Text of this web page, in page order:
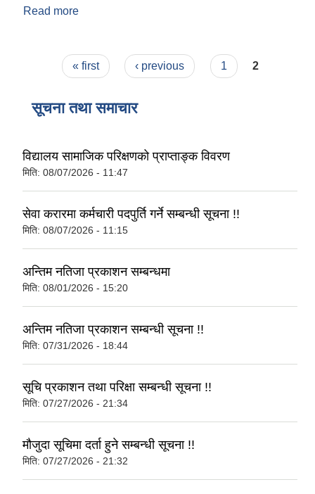
Read more
Pages« first ‹ previous 1 2
सूचना तथा समाचार
विद्यालय सामाजिक परिक्षणको प्राप्ताङ्क विवरण
मिति: 08/07/2026 - 11:47
सेवा करारमा कर्मचारी पदपुर्ति गर्ने सम्बन्धी सूचना !!
मिति: 08/07/2026 - 11:15
अन्तिम नतिजा प्रकाशन सम्बन्धमा
मिति: 08/01/2026 - 15:20
अन्तिम नतिजा प्रकाशन सम्बन्धी सूचना !!
मिति: 07/31/2026 - 18:44
सूचि प्रकाशन तथा परिक्षा सम्बन्धी सूचना !!
मिति: 07/27/2026 - 21:34
मौजुदा सूचिमा दर्ता हुने सम्बन्धी सूचना !!
मिति: 07/27/2026 - 21:32